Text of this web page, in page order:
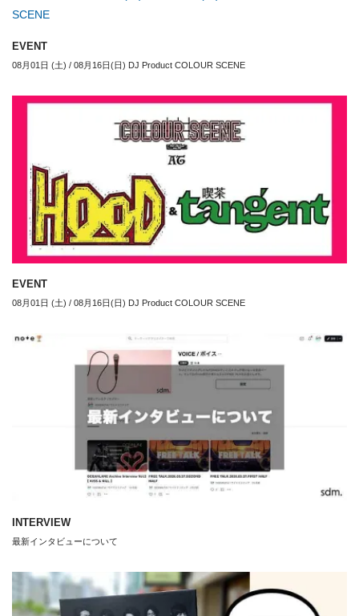
EVENT
08月01日 (土) / 08月16日(日) DJ Product COLOUR SCENE
EVENT
08月01日 (土) / 08月16日(日) DJ Product COLOUR SCENE
INTERVIEW
最新インタビューについて